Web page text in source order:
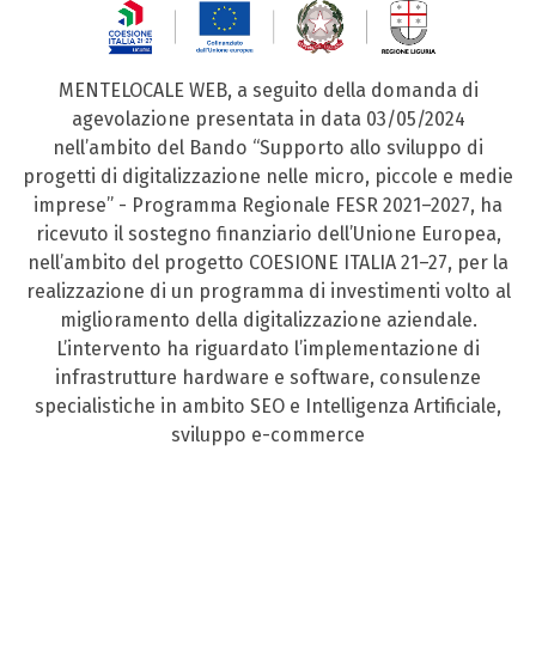
MENTELOCALE WEB, a seguito della domanda di
agevolazione presentata in data 03/05/2024
nell’ambito del Bando “Supporto allo sviluppo di
progetti di digitalizzazione nelle micro, piccole e medie
imprese” - Programma Regionale FESR 2021–2027, ha
ricevuto il sostegno finanziario dell’Unione Europea,
nell’ambito del progetto COESIONE ITALIA 21–27, per la
realizzazione di un programma di investimenti volto al
miglioramento della digitalizzazione aziendale.
L’intervento ha riguardato l’implementazione di
infrastrutture hardware e software, consulenze
specialistiche in ambito SEO e Intelligenza Artificiale,
sviluppo e-commerce